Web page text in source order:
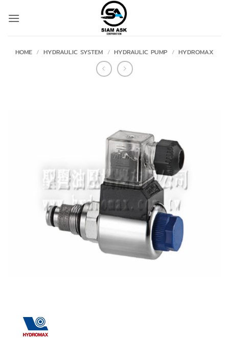
HOME / HYDRAULIC SYSTEM / HYDRAULIC PUMP / HYDROMAX